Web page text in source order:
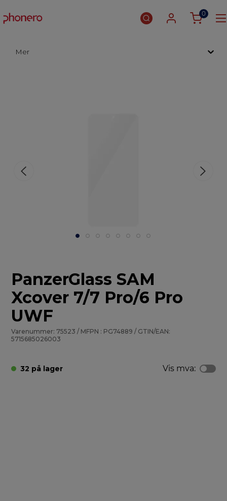
0
Mer
PanzerGlass SAM
Xcover 7/7 Pro/6 Pro
UWF
Varenummer: 75523 / MFPN : PG74889 / GTIN/EAN:
5715685026003
32 på lager Vis mva: